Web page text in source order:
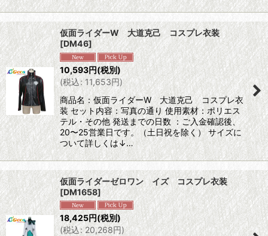
仮面ライダーW 大道克己 コスプレ衣装
[DM46]
10,593円(税別)
(税込: 11,653円)
商品名：仮面ライダーW 大道克己 コスプレ衣
装 セット内容：写真の通り 使用素材：ポリエス
テル・その他 発送までの日数 ：ご入金確認後、
20〜25営業日です。（土日祝を除く） サイズに
ついて詳しくは↓…
仮面ライダーゼロワン イズ コスプレ衣装
[DM1658]
18,425円(税別)
(税込: 20,268円)